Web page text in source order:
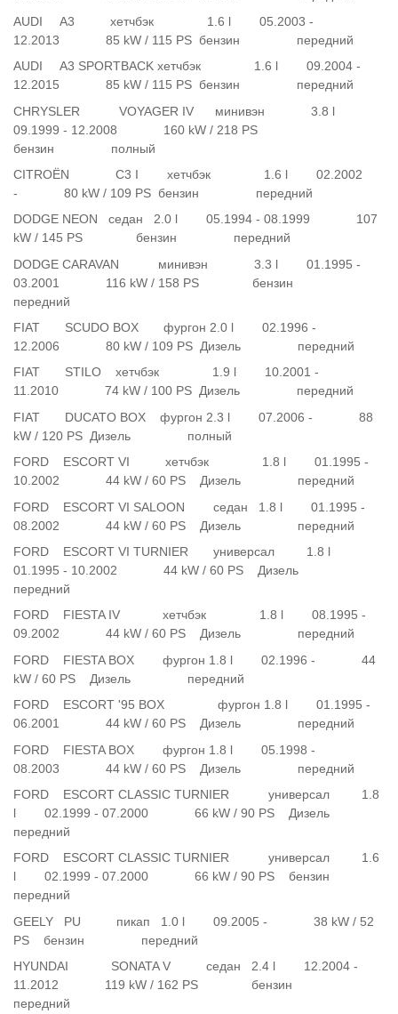
AUDI A3 хетчбэк 1.6 l 05.2003 -
12.2013 85 kW / 115 PS бензин передний
AUDI A3 SPORTBACK хетчбэк 1.6 l 09.2004 -
12.2015 85 kW / 115 PS бензин передний
CHRYSLER VOYAGER IV минивэн 3.8 l
09.1999 - 12.2008 160 kW / 218 PS
бензин полный
CITROËN C3 I хетчбэк 1.6 l 02.2002
- 80 kW / 109 PS бензин передний
DODGE NEON седан 2.0 l 05.1994 - 08.1999 107
kW / 145 PS бензин передний
DODGE CARAVAN минивэн 3.3 l 01.1995 -
03.2001 116 kW / 158 PS бензин
передний
FIAT SCUDO BOX фургон 2.0 l 02.1996 -
12.2006 80 kW / 109 PS Дизель передний
FIAT STILO хетчбэк 1.9 l 10.2001 -
11.2010 74 kW / 100 PS Дизель передний
FIAT DUCATO BOX фургон 2.3 l 07.2006 - 88
kW / 120 PS Дизель полный
FORD ESCORT VI хетчбэк 1.8 l 01.1995 -
10.2002 44 kW / 60 PS Дизель передний
FORD ESCORT VI SALOON седан 1.8 l 01.1995 -
08.2002 44 kW / 60 PS Дизель передний
FORD ESCORT VI TURNIER универсал 1.8 l
01.1995 - 10.2002 44 kW / 60 PS Дизель
передний
FORD FIESTA IV хетчбэк 1.8 l 08.1995 -
09.2002 44 kW / 60 PS Дизель передний
FORD FIESTA BOX фургон 1.8 l 02.1996 - 44
kW / 60 PS Дизель передний
FORD ESCORT '95 BOX фургон 1.8 l 01.1995 -
06.2001 44 kW / 60 PS Дизель передний
FORD FIESTA BOX фургон 1.8 l 05.1998 -
08.2003 44 kW / 60 PS Дизель передний
FORD ESCORT CLASSIC TURNIER универсал 1.8
l 02.1999 - 07.2000 66 kW / 90 PS Дизель
передний
FORD ESCORT CLASSIC TURNIER универсал 1.6
l 02.1999 - 07.2000 66 kW / 90 PS бензин
передний
GEELY PU пикап 1.0 l 09.2005 - 38 kW / 52
PS бензин передний
HYUNDAI SONATA V седан 2.4 l 12.2004 -
11.2012 119 kW / 162 PS бензин
передний